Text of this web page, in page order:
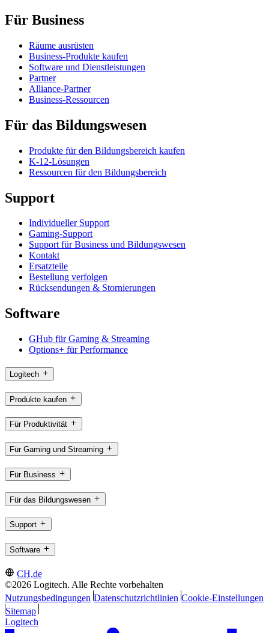
Für Business
Räume ausrüsten
Business-Produkte kaufen
Software und Dienstleistungen
Partner
Alliance-Partner
Business-Ressourcen
Für das Bildungswesen
Produkte für den Bildungsbereich kaufen
K-12-Lösungen
Ressourcen für den Bildungsbereich
Support
Individueller Support
Gaming-Support
Support für Business und Bildungswesen
Kontakt
Ersatzteile
Bestellung verfolgen
Rücksendungen & Stornierungen
Software
GHub für Gaming & Streaming
Options+ für Performance
Logitech
Produkte kaufen
Für Produktivität
Für Gaming und Streaming
Für Business
Für das Bildungswesen
Support
Software
CH,de
©2026 Logitech. Alle Rechte vorbehalten
Nutzungsbedingungen Datenschutzrichtlinien Cookie-Einstellungen
Sitemap
Logitech